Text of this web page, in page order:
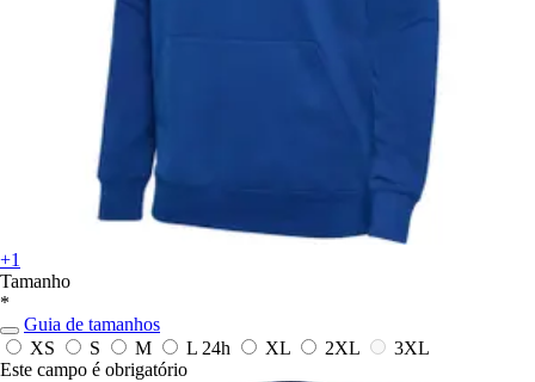
+1
Tamanho
*
Guia de tamanhos
XS
S M L 24h XL 2XL
3XL
Este campo é obrigatório